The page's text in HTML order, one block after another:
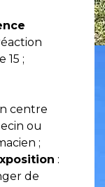
15 ;
centre
ou
;
:
de